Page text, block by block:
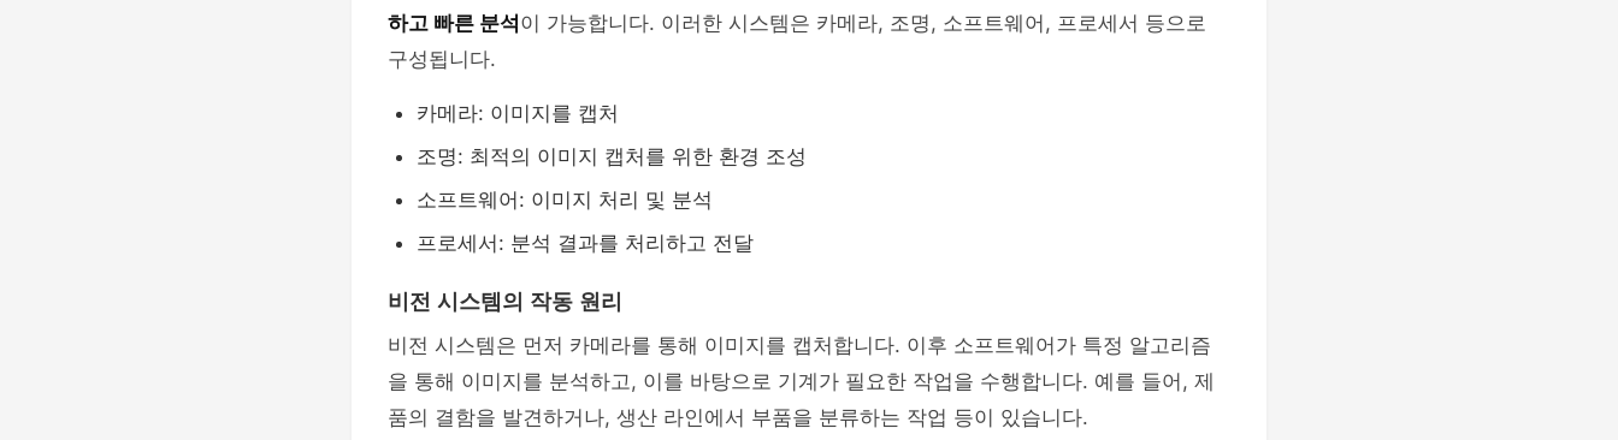
하고 빠른 분석이 가능합니다. 이러한 시스템은 카메라, 조명, 소프트웨어, 프로세서 등으로
구성됩니다.
카메라: 이미지를 캡처
조명: 최적의 이미지 캡처를 위한 환경 조성
소프트웨어: 이미지 처리 및 분석
프로세서: 분석 결과를 처리하고 전달
비전 시스템의 작동 원리
비전 시스템은 먼저 카메라를 통해 이미지를 캡처합니다. 이후 소프트웨어가 특정 알고리즘
을 통해 이미지를 분석하고, 이를 바탕으로 기계가 필요한 작업을 수행합니다. 예를 들어, 제
품의 결함을 발견하거나, 생산 라인에서 부품을 분류하는 작업 등이 있습니다.